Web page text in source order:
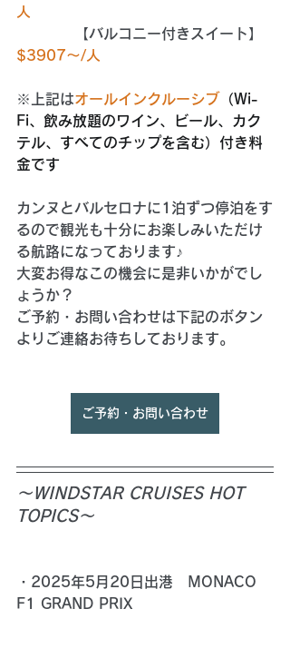
人
【バルコニー付きスイート】
$3907～/人
※上記はオールインクルーシブ
（Wi-
Fi、飲み放題のワイン、ビール、カク
テル、すべてのチップを含む）付き料
金です
カンヌとバルセロナに1泊ずつ停泊をす
るので観光も十分にお楽しみいただけ
る航路になっております♪
大変お得なこの機会に是非いかがでし
ょうか？
ご予約・お問い合わせは下記のボタン
よりご連絡お待ちしております。
ご予約・お問い合わせ
～WINDSTAR CRUISES HOT
TOPICS～
・ 2025年5月20日出港　MONACO
F1 GRAND PRIX